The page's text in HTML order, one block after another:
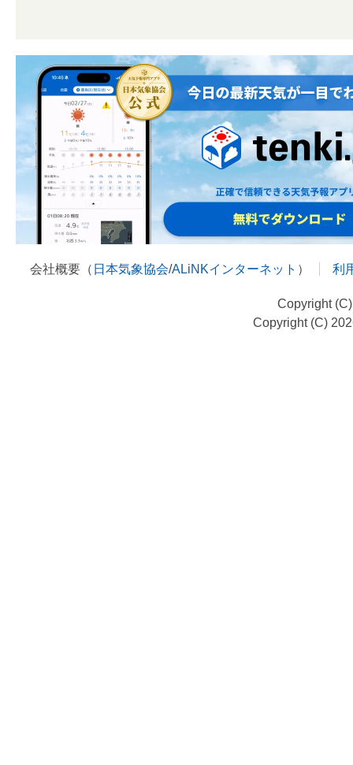
会社概要（ 日本気象協会/ALiNKインターネット ） 利
Copyright
Copyright (C)